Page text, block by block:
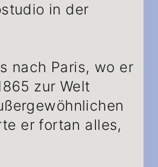
in der
nach Paris, wo er
zur Welt
er fortan alles,